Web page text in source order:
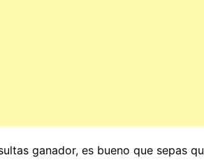
ganador, es bueno que sepas